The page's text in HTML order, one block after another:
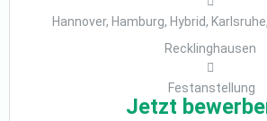
Hannover, Hamburg, Hybrid,
Recklinghausen
Festanstellung
Jetzt